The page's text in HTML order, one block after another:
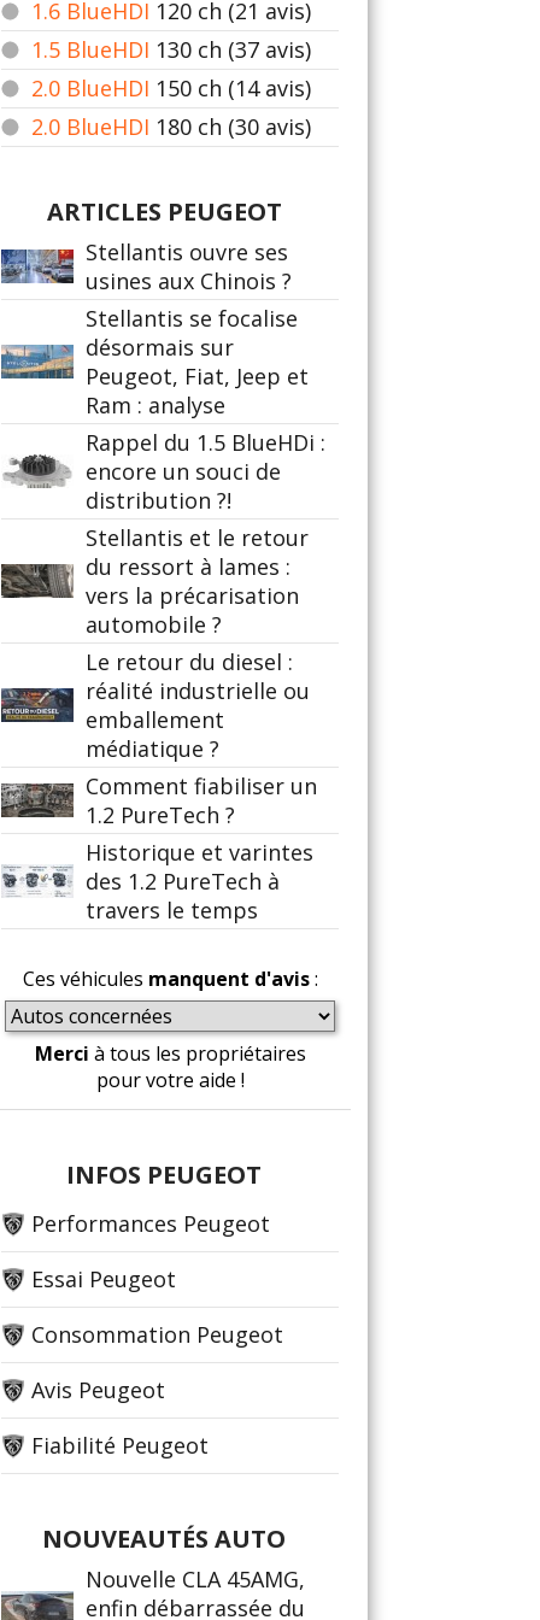
1.6 BlueHDI 120 ch (21 avis)
1.5 BlueHDI 130 ch (37 avis)
2.0 BlueHDI 150 ch (14 avis)
2.0 BlueHDI 180 ch (30 avis)
ARTICLES PEUGEOT
Stellantis ouvre ses
usines aux Chinois ?
Stellantis se focalise
désormais sur
Peugeot, Fiat, Jeep et
Ram : analyse
Rappel du 1.5 BlueHDi :
encore un souci de
distribution ?!
Stellantis et le retour
du ressort à lames :
vers la précarisation
automobile ?
Le retour du diesel :
réalité industrielle ou
emballement
médiatique ?
Comment fiabiliser un
1.2 PureTech ?
Historique et varintes
des 1.2 PureTech à
travers le temps
Ces véhicules manquent d'avis:
Merci à tous les propriétaires
pour votre aide !
INFOS PEUGEOT
Performances Peugeot
Essai Peugeot
Consommation Peugeot
Avis Peugeot
Fiabilité Peugeot
NOUVEAUTÉS AUTO
Nouvelle CLA 45AMG,
enfin débarrassée du